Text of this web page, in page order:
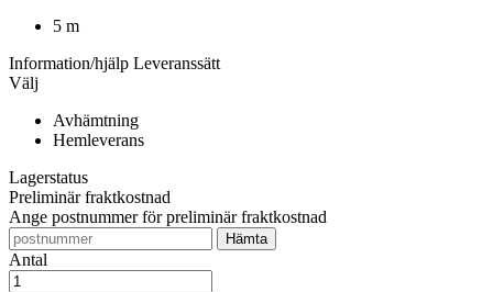
5 m
Information/hjälp Leveranssätt
Välj
Avhämtning
Hemleverans
Lagerstatus
Preliminär fraktkostnad
Ange postnummer för preliminär fraktkostnad
Antal